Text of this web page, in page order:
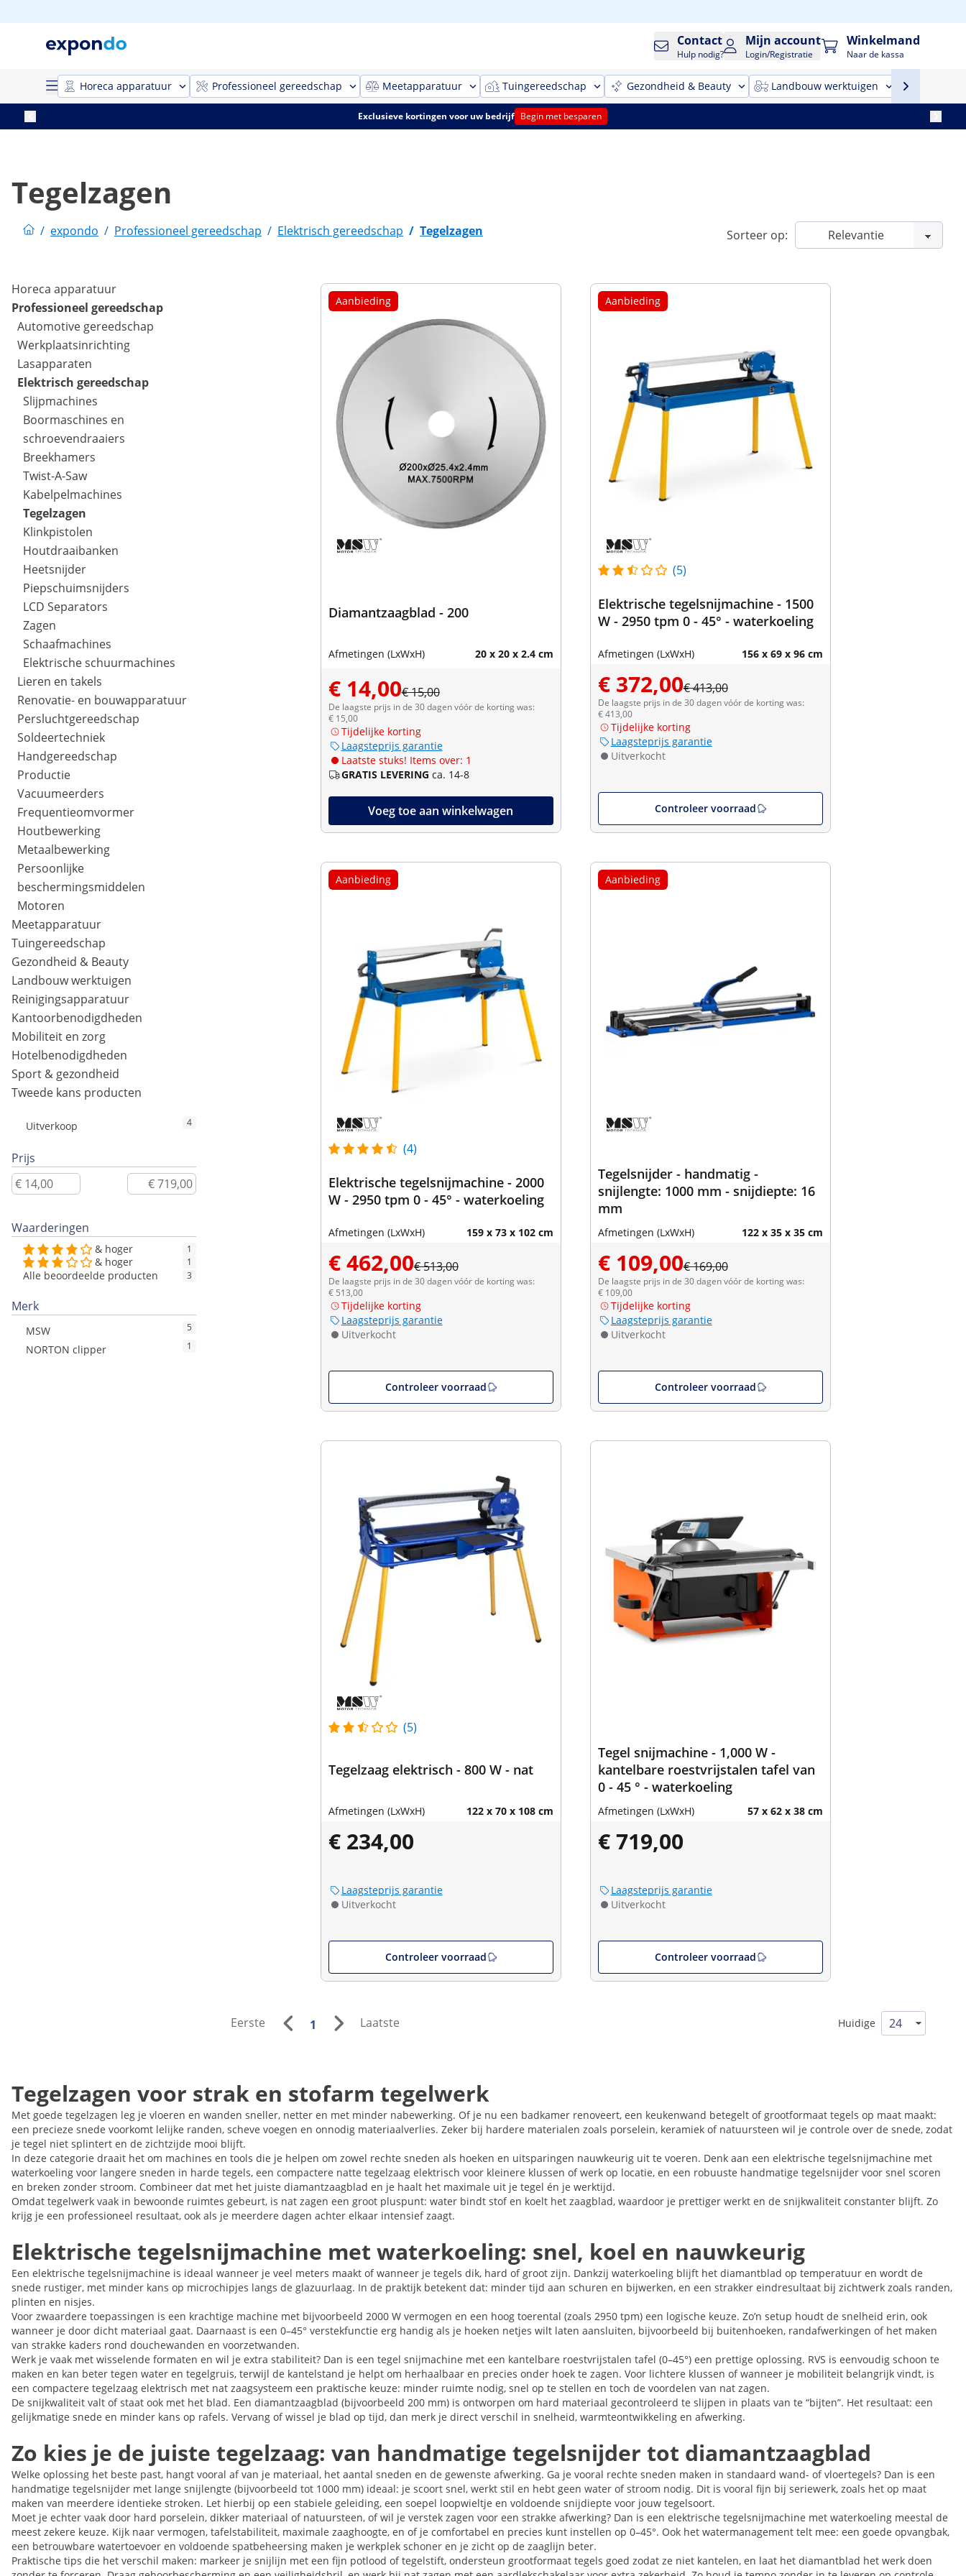
Contact
Hulp nodig?
Mijn account
Login/Registratie
Winkelmand
Naar de kassa
Horeca apparatuur Professioneel gereedschap Meetapparatuur Tuingereedschap Gezondheid & Beauty Landbouw werktuigen
Exclusieve kortingen voor uw bedrijf Begin met besparen
Tegelzagen
/ expondo / Professioneel gereedschap / Elektrisch gereedschap / Tegelzagen Sorteer op:
Horeca apparatuur
Professioneel gereedschap
Automotive gereedschap
Werkplaatsinrichting
Lasapparaten
Elektrisch gereedschap
Slijpmachines
Boormaschines en
schroevendraaiers
Breekhamers
Twist-A-Saw
Kabelpelmachines
Tegelzagen
Klinkpistolen
Houtdraaibanken
Heetsnijder
Piepschuimsnijders
LCD Separators
Zagen
Schaafmachines
Elektrische schuurmachines
Lieren en takels
Renovatie- en bouwapparatuur
Persluchtgereedschap
Soldeertechniek
Handgereedschap
Productie
Vacuumeerders
Frequentieomvormer
Houtbewerking
Metaalbewerking
Persoonlijke
beschermingsmiddelen
Motoren
Meetapparatuur
Tuingereedschap
Gezondheid & Beauty
Landbouw werktuigen
Reinigingsapparatuur
Kantoorbenodigdheden
Mobiliteit en zorg
Hotelbenodigdheden
Sport & gezondheid
Tweede kans producten
Uitverkoop 4
Prijs
Waarderingen
& hoger 1
& hoger 1
Alle beoordeelde producten 3
Merk
MSW 5
NORTON clipper 1
Aanbieding
Diamantzaagblad - 200
Afmetingen (LxWxH) 20 x 20 x 2.4 cm
€ 14,00€ 15,00
De laagste prijs in de 30 dagen vóór de korting was:
€ 15,00
Tijdelijke korting
Laagsteprijs garantie
Laatste stuks! Items over: 1
GRATIS LEVERING ca. 14-8
Voeg toe aan winkelwagen
Aanbieding
(5)
Elektrische tegelsnijmachine - 1500
W - 2950 tpm 0 - 45° - waterkoeling
Afmetingen (LxWxH) 156 x 69 x 96 cm
€ 372,00€ 413,00
De laagste prijs in de 30 dagen vóór de korting was:
€ 413,00
Tijdelijke korting
Laagsteprijs garantie
Uitverkocht
Controleer voorraad
Aanbieding
(4)
Elektrische tegelsnijmachine - 2000
W - 2950 tpm 0 - 45° - waterkoeling
Afmetingen (LxWxH) 159 x 73 x 102 cm
€ 462,00€ 513,00
De laagste prijs in de 30 dagen vóór de korting was:
€ 513,00
Tijdelijke korting
Laagsteprijs garantie
Uitverkocht
Controleer voorraad
Aanbieding
Tegelsnijder - handmatig -
snijlengte: 1000 mm - snijdiepte: 16
mm
Afmetingen (LxWxH) 122 x 35 x 35 cm
€ 109,00€ 169,00
De laagste prijs in de 30 dagen vóór de korting was:
€ 109,00
Tijdelijke korting
Laagsteprijs garantie
Uitverkocht
Controleer voorraad
(5)
Tegelzaag elektrisch - 800 W - nat
Afmetingen (LxWxH) 122 x 70 x 108 cm
€ 234,00
Laagsteprijs garantie
Uitverkocht
Controleer voorraad
Tegel snijmachine - 1,000 W -
kantelbare roestvrijstalen tafel van
0 - 45 ° - waterkoeling
Afmetingen (LxWxH) 57 x 62 x 38 cm
€ 719,00
Laagsteprijs garantie
Uitverkocht
Controleer voorraad
Eerste 1 Laatste Huidige
Tegelzagen voor strak en stofarm tegelwerk
Met goede tegelzagen leg je vloeren en wanden sneller, netter en met minder nabewerking. Of je nu een badkamer renoveert, een keukenwand betegelt of grootformaat tegels op maat maakt:
een precieze snede voorkomt lelijke randen, scheve voegen en onnodig materiaalverlies. Zeker bij hardere materialen zoals porselein, keramiek of natuursteen wil je controle over de snede, zodat
je tegel niet splintert en de zichtzijde mooi blijft.
In deze categorie draait het om machines en tools die je helpen om zowel rechte sneden als hoeken en uitsparingen nauwkeurig uit te voeren. Denk aan een elektrische tegelsnijmachine met
waterkoeling voor langere sneden in harde tegels, een compactere natte tegelzaag elektrisch voor kleinere klussen of werk op locatie, en een robuuste handmatige tegelsnijder voor snel scoren
en breken zonder stroom. Combineer dat met het juiste diamantzaagblad en je haalt het maximale uit je tegel én je werktijd.
Omdat tegelwerk vaak in bewoonde ruimtes gebeurt, is nat zagen een groot pluspunt: water bindt stof en koelt het zaagblad, waardoor je prettiger werkt en de snijkwaliteit constanter blijft. Zo
krijg je een professioneel resultaat, ook als je meerdere dagen achter elkaar intensief zaagt.
Elektrische tegelsnijmachine met waterkoeling: snel, koel en nauwkeurig
Een elektrische tegelsnijmachine is ideaal wanneer je veel meters maakt of wanneer je tegels dik, hard of groot zijn. Dankzij waterkoeling blijft het diamantblad op temperatuur en wordt de
snede rustiger, met minder kans op microchipjes langs de glazuurlaag. In de praktijk betekent dat: minder tijd aan schuren en bijwerken, en een strakker eindresultaat bij zichtwerk zoals randen,
plinten en nisjes.
Voor zwaardere toepassingen is een krachtige machine met bijvoorbeeld 2000 W vermogen en een hoog toerental (zoals 2950 tpm) een logische keuze. Zo’n setup houdt de snelheid erin, ook
wanneer je door dicht materiaal gaat. Daarnaast is een 0–45° verstekfunctie erg handig als je hoeken netjes wilt laten aansluiten, bijvoorbeeld bij buitenhoeken, randafwerkingen of het maken
van strakke kaders rond douchewanden en voorzetwanden.
Werk je vaak met wisselende formaten en wil je extra stabiliteit? Dan is een tegel snijmachine met een kantelbare roestvrijstalen tafel (0–45°) een prettige oplossing. RVS is eenvoudig schoon te
maken en kan beter tegen water en tegelgruis, terwijl de kantelstand je helpt om herhaalbaar en precies onder hoek te zagen. Voor lichtere klussen of wanneer je mobiliteit belangrijk vindt, is
een compactere tegelzaag elektrisch met nat zaagsysteem een praktische keuze: minder ruimte nodig, snel op te stellen en toch de voordelen van nat zagen.
De snijkwaliteit valt of staat ook met het blad. Een diamantzaagblad (bijvoorbeeld 200 mm) is ontworpen om hard materiaal gecontroleerd te slijpen in plaats van te “bijten”. Het resultaat: een
gelijkmatige snede en minder kans op rafels. Vervang of wissel je blad op tijd, dan merk je direct verschil in snelheid, warmteontwikkeling en afwerking.
Zo kies je de juiste tegelzaag: van handmatige tegelsnijder tot diamantzaagblad
Welke oplossing het beste past, hangt vooral af van je materiaal, het aantal sneden en de gewenste afwerking. Ga je vooral rechte sneden maken in standaard wand- of vloertegels? Dan is een
handmatige tegelsnijder met lange snijlengte (bijvoorbeeld tot 1000 mm) ideaal: je scoort snel, werkt stil en hebt geen water of stroom nodig. Dit is vooral fijn bij seriewerk, zoals het op maat
maken van meerdere identieke stroken. Let hierbij op een stabiele geleiding, een soepel loopwieltje en voldoende snijdiepte voor jouw tegelsoort.
Moet je echter vaak door hard porselein, dikker materiaal of natuursteen, of wil je verstek zagen voor een strakke afwerking? Dan is een elektrische tegelsnijmachine met waterkoeling meestal de
meest zekere keuze. Kijk naar vermogen, tafelstabiliteit, maximale zaaghoogte, en of je comfortabel en precies kunt instellen op 0–45°. Ook het watermanagement telt mee: een goede opvangbak,
een betrouwbare watertoevoer en voldoende spatbeheersing maken je werkplek schoner en je zicht op de zaaglijn beter.
Praktische tips die het verschil maken: markeer je snijlijn met een fijn potlood of tegelstift, ondersteun grootformaat tegels goed zodat ze niet kantelen, en laat het diamantblad het werk doen